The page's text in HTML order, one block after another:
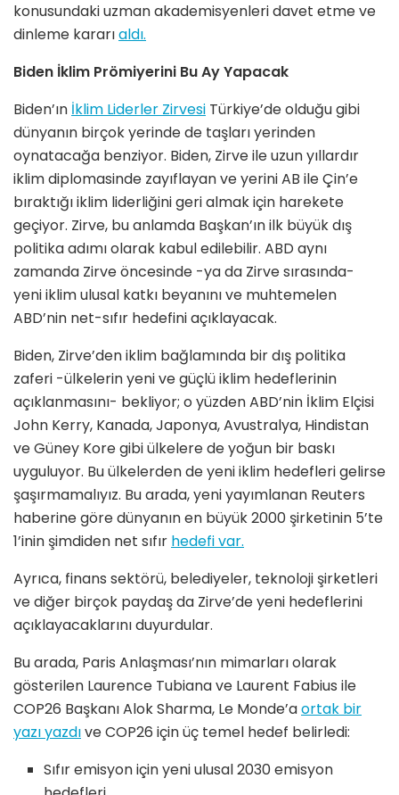
konusundaki uzman akademisyenleri davet etme ve
dinleme kararıaldı.
Biden İklim Prömiyerini Bu Ay Yapacak
Biden’ın İklim Liderler Zirvesi Türkiye’de olduğu gibi
dünyanın birçok yerinde de taşları yerinden
oynatacağa benziyor. Biden, Zirve ile uzun yıllardır
iklim diplomasinde zayıflayan ve yerini AB ile Çin’e
bıraktığı iklim liderliğini geri almak için harekete
geçiyor. Zirve, bu anlamda Başkan’ın ilk büyük dış
politika adımı olarak kabul edilebilir. ABD aynı
zamanda Zirve öncesinde -ya da Zirve sırasında-
yeni iklim ulusal katkı beyanını ve muhtemelen
ABD’nin net-sıfır hedefini açıklayacak.
Biden, Zirve’den iklim bağlamında bir dış politika
zaferi -ülkelerin yeni ve güçlü iklim hedeflerinin
açıklanmasını- bekliyor; o yüzden ABD’nin İklim Elçisi
John Kerry, Kanada, Japonya, Avustralya, Hindistan
ve Güney Kore gibi ülkelere de yoğun bir baskı
uyguluyor. Bu ülkelerden de yeni iklim hedefleri gelirse
şaşırmamalıyız. Bu arada, yeni yayımlanan Reuters
haberine göre dünyanın en büyük 2000 şirketinin 5’te
1’inin şimdiden net sıfır hedefi var.
Ayrıca, finans sektörü, belediyeler, teknoloji şirketleri
ve diğer birçok paydaş da Zirve’de yeni hedeflerini
açıklayacaklarını duyurdular.
Bu arada, Paris Anlaşması’nın mimarları olarak
gösterilen Laurence Tubiana ve Laurent Fabius ile
COP26 Başkanı Alok Sharma, Le Monde’aortak bir
yazı yazdıve COP26 için üç temel hedef belirledi:
Sıfır emisyon için yeni ulusal 2030 emisyon